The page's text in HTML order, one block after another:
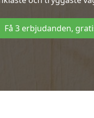
Få 3 erbjudanden,